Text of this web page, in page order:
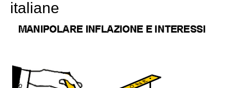
italiane